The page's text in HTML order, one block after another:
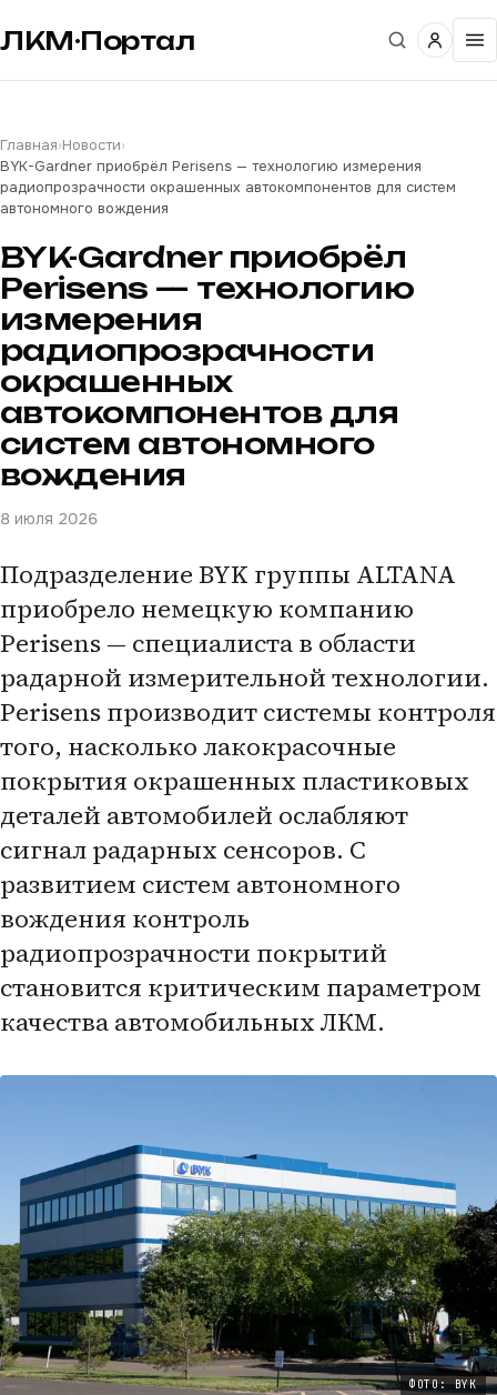
ЛКМ·Портал
Главная›Новости›
BYK-Gardner приобрёл Perisens — технологию измерения
радиопрозрачности окрашенных автокомпонентов для систем
автономного вождения
BYK-Gardner приобрёл
Perisens — технологию
измерения
радиопрозрачности
окрашенных
автокомпонентов для
систем автономного
вождения
8 июля 2026
Подразделение BYK группы ALTANA
приобрело немецкую компанию
Perisens — специалиста в области
радарной измерительной технологии.
Perisens производит системы контроля
того, насколько лакокрасочные
покрытия окрашенных пластиковых
деталей автомобилей ослабляют
сигнал радарных сенсоров. С
развитием систем автономного
вождения контроль
радиопрозрачности покрытий
становится критическим параметром
качества автомобильных ЛКМ.
ФОТО: BYK